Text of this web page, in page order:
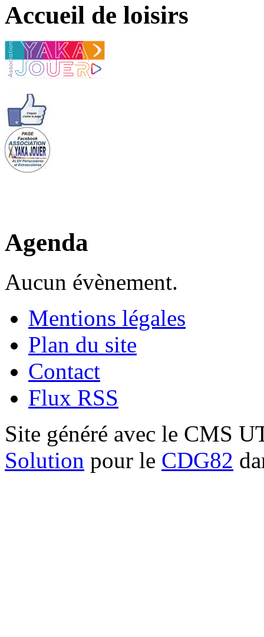
Accueil de loisirs
Agenda
Aucun évènement.
Mentions légales
Plan du site
Contact
Flux RSS
Site généré avec le CMS
Solution pour le CDG82